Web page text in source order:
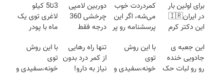
برای اولین بار
در ایران🇮🇷
این دکتر کرم
روزه ساخت!
کمردردت خوب
می‌شه، اگر این
پرسشنامه رو پر
دوربین لامپی
چرخشی 360
درجه فقط
🔥 پرداخت
درب منزل
3تا5 کیلو
لاغری توی یک
ماه با پودر
محدود)
این جعبه ی
جادویی خنده
رو رو لبات حک
با این روش
توی
خونه،سفیدی و
تنها راه رهایی
از کمر درد بدون
نیاز به دارو!
با این روش
توی
خونه،سفیدی و